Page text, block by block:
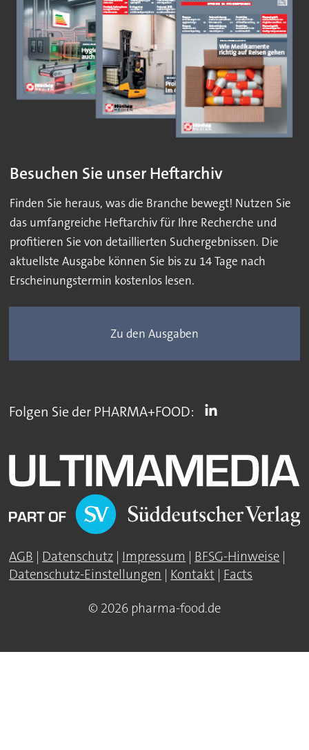
Besuchen Sie unser Heftarchiv
Finden Sie heraus, was die Branche bewegt! Nutzen Sie
das umfangreiche Heftarchiv für Ihre Recherche und
profitieren Sie von detaillierten Suchergebnissen. Die
aktuellste Ausgabe können Sie bis zu 14 Tage nach
Erscheinungstermin kostenlos lesen.
Zu den Ausgaben
Folgen Sie der PHARMA+FOOD:
AGB | Datenschutz | Impressum | BFSG-Hinweise |
Datenschutz-Einstellungen | Kontakt | Facts
© 2026 pharma-food.de